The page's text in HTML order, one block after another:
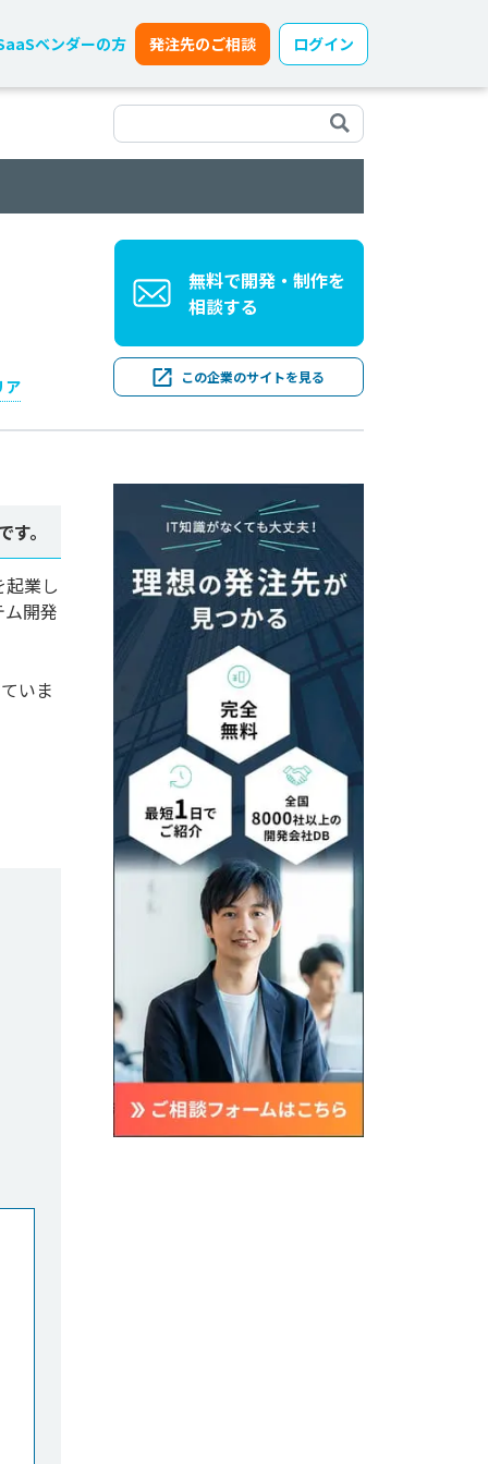
ベンダーの方 発注先のご相談 ログイン
ア
無料で開発・制作を
相談する
この企業のサイトを見る
。
業し
開発
いま